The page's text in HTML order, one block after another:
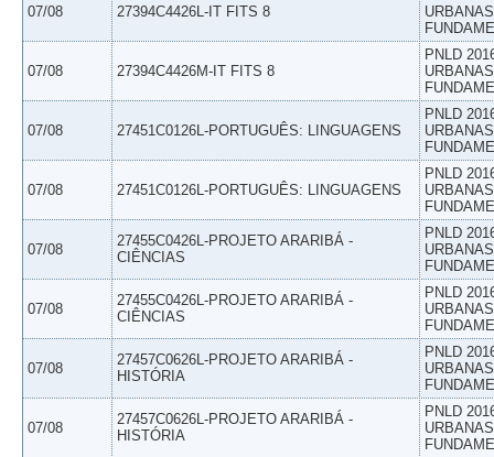
07/08 27394C4426L-IT FITS 8
07/08 27394C4426M-IT FITS 8
PNLD
07/08 27451C0126L-PORTUGUÊS: LINGUAGENS
PNLD
07/08 27451C0126L-PORTUGUÊS: LINGUAGENS
PNLD
07/08
27455C0426L-PROJETO ARARIBÁ -
CIÊNCIAS
PNLD
07/08
27455C0426L-PROJETO ARARIBÁ -
CIÊNCIAS
PNLD
07/08
27457C0626L-PROJETO ARARIBÁ -
HISTÓRIA
PNLD
07/08
27457C0626L-PROJETO ARARIBÁ -
HISTÓRIA
PNLD